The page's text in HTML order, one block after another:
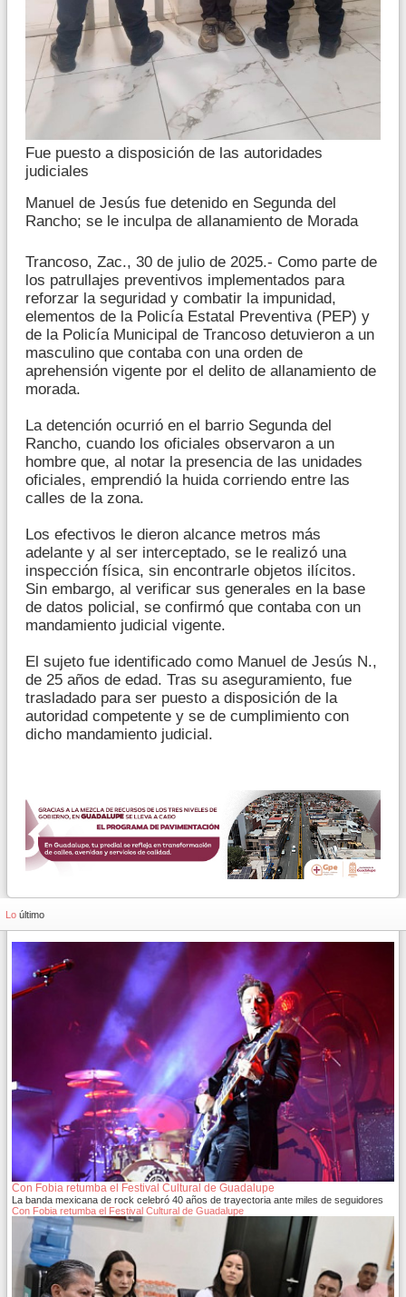
Fue puesto a disposición de las autoridades
judiciales
Manuel de Jesús fue detenido en Segunda del
Rancho; se le inculpa de allanamiento de Morada
Trancoso, Zac., 30 de julio de 2025.- Como parte de
los patrullajes preventivos implementados para
reforzar la seguridad y combatir la impunidad,
elementos de la Policía Estatal Preventiva (PEP) y
de la Policía Municipal de Trancoso detuvieron a un
masculino que contaba con una orden de
aprehensión vigente por el delito de allanamiento de
morada.
La detención ocurrió en el barrio Segunda del
Rancho, cuando los oficiales observaron a un
hombre que, al notar la presencia de las unidades
oficiales, emprendió la huida corriendo entre las
calles de la zona.
Los efectivos le dieron alcance metros más
adelante y al ser interceptado, se le realizó una
inspección física, sin encontrarle objetos ilícitos.
Sin embargo, al verificar sus generales en la base
de datos policial, se confirmó que contaba con un
mandamiento judicial vigente.
El sujeto fue identificado como Manuel de Jesús N.,
de 25 años de edad. Tras su aseguramiento, fue
trasladado para ser puesto a disposición de la
autoridad competente y se de cumplimiento con
dicho mandamiento judicial.
Lo último
Con Fobia retumba el Festival Cultural de Guadalupe
La banda mexicana de rock celebró 40 años de trayectoria ante miles de seguidores
Con Fobia retumba el Festival Cultural de Guadalupe